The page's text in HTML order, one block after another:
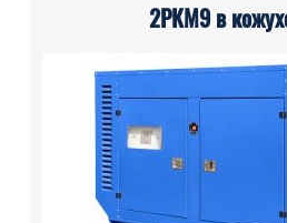
2РКМ9 в